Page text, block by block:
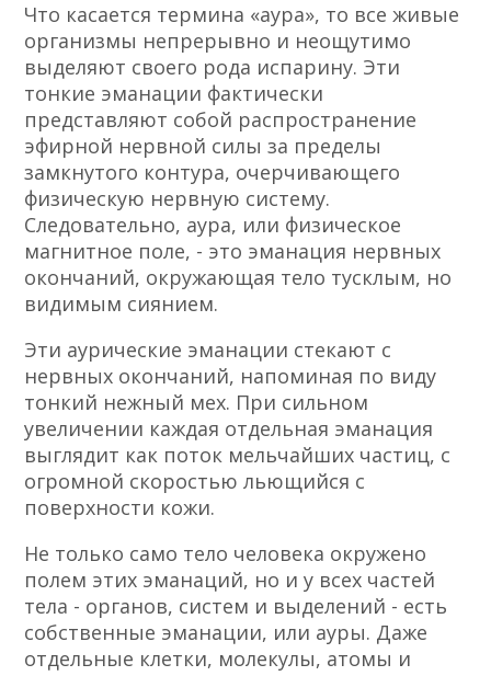
Что касается термина «аура», то все живые
организмы непрерывно и неощутимо
выделяют своего рода испарину. Эти
тонкие эманации фактически
представляют собой распространение
эфирной нервной силы за пределы
замкнутого контура, очер­чивающего
физическую нервную систему.
Следовательно, аура, или физическое
магнитное поле, - это эманация нервных
окончаний, окружающая тело тусклым, но
видимым сиянием.
Эти аурические эманации стекают с
нервных окон­чаний, напоминая по виду
тонкий нежный мех. При сильном
увеличении каждая отдельная эманация
вы­глядит как поток мельчайших частиц, с
огромной скоростью льющийся с
поверхности кожи.
Не только само тело человека окружено
полем этих эманаций, но и у всех частей
тела - органов, систем и выделений - есть
собственные эманации, или ауры. Даже
отдельные клетки, молекулы, атомы и